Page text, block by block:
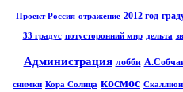
Проект Россия отражение 2012 год
33 градус потусторонний мир дельта
Администрация лобби
снимки Кора Солнца космос Скаллион